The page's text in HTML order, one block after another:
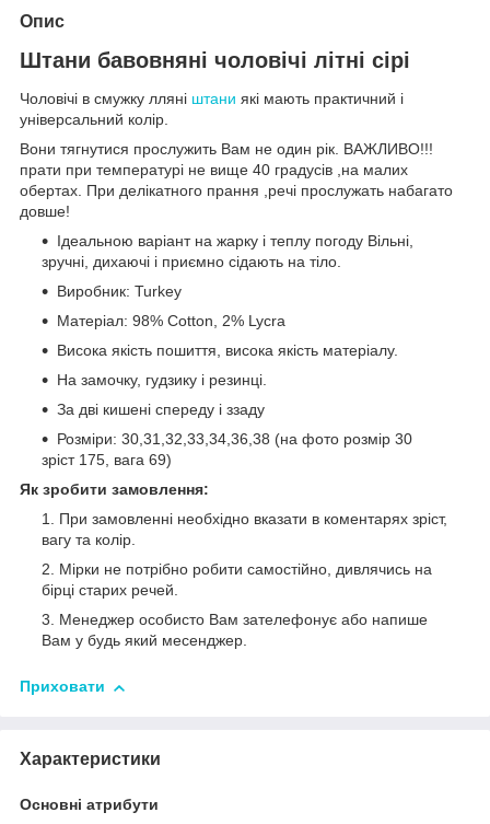
Опис
Штани бавовняні чоловічі літні сірі
Чоловічі в смужку лляні штани які мають практичний і
універсальний колір.
Вони тягнутися прослужить Вам не один рік. ВАЖЛИВО!!!
прати при температурі не вище 40 градусів ,на малих
обертах. При делікатного прання ,речі прослужать набагато
довше!
Ідеальною варіант на жарку і теплу погоду Вільні,
зручні, дихаючі і приємно сідають на тіло.
Виробник: Turkey
Матеріал: 98% Cotton, 2% Lycra
Висока якість пошиття, висока якість матеріалу.
На замочку, гудзику і резинці.
За дві кишені спереду і ззаду
Розміри: 30,31,32,33,34,36,38 (на фото розмір 30
зріст 175, вага 69)
Як зробити замовлення:
При замовленні необхідно вказати в коментарях зріст,
вагу та колір.
Мірки не потрібно робити самостійно, дивлячись на
бірці старих речей.
Менеджер особисто Вам зателефонує або напише
Вам у будь який месенджер.
Приховати
Характеристики
Основні атрибути